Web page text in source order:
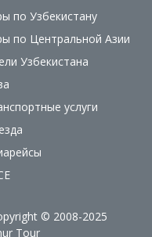
по Узбекистану
по Центральной Азии
Узбекистана
услуги
© 2008-2025
Tour